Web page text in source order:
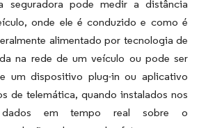
seguradora pode medir a distância
onde ele é conduzido e como é
alimentado por tecnologia de
na rede de um veículo ou pode ser
um dispositivo plug-in ou aplicativo
de telemática, quando instalados nos
dados em tempo real sobre o